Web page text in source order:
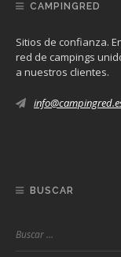
CAMPINGRED
Sitios de confianza.
red de campings
a nuestros clientes.
BUSCAR